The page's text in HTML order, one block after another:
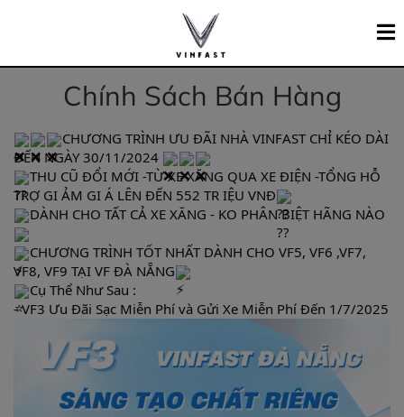
Chính Sách Bán Hàng
CHƯƠNG TRÌNH ƯU ĐÃI NHÀ VINFAST CHỈ KÉO DÀI
ĐẾN NGÀY 30/11/2024
THU CŨ ĐỔI MỚI -TỪ XE XĂNG QUA XE ĐIỆN -TỔNG HỖ
TRỢ GI ẢM GI Á LÊN ĐẾN 552 TR IỆU VNĐ
DÀNH CHO TẤT CẢ XE XĂNG - KO PHÂN BIỆT HÃNG NÀO
CHƯƠNG TRÌNH TỐT NHẤT DÀNH CHO VF5, VF6 ,VF7,
VF8, VF9 TẠI VF ĐÀ NẴNG
Cụ Thể Như Sau :
- VF3 Ưu Đãi Sạc Miễn Phí và Gửi Xe Miễn Phí Đến 1/7/2025